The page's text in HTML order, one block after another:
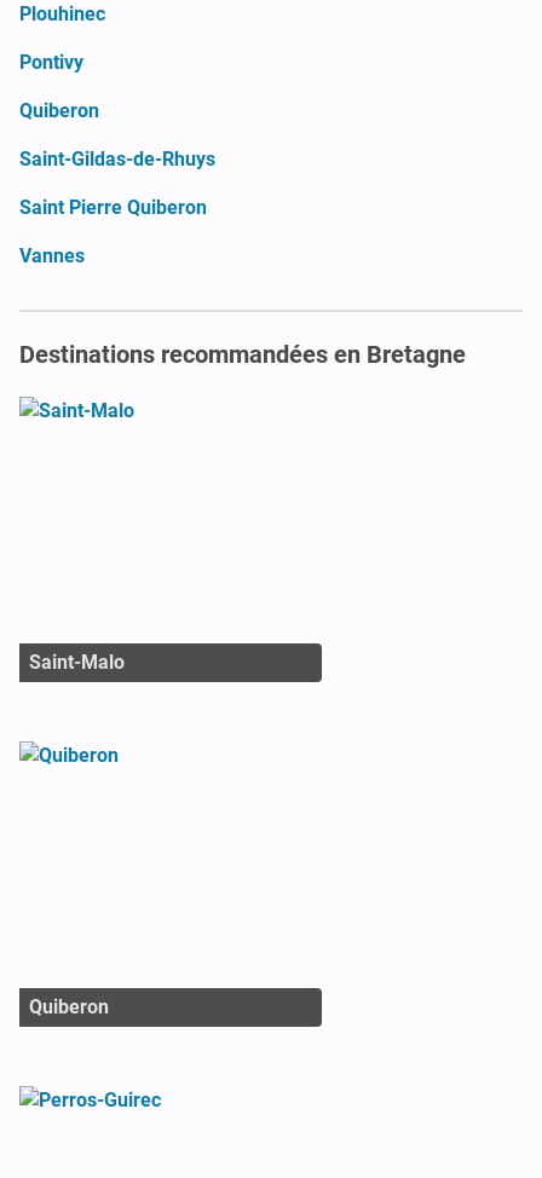
Plouhinec
Pontivy
Quiberon
Saint-Gildas-de-Rhuys
Saint Pierre Quiberon
Vannes
Destinations recommandées en Bretagne
Saint-Malo
Quiberon